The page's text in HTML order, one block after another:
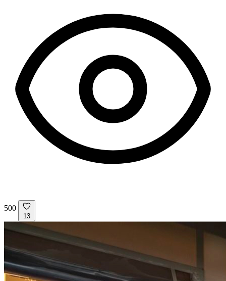
500
13